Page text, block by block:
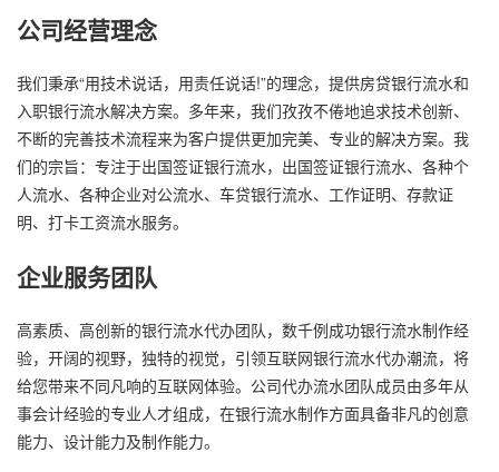
公司经营理念
我们秉承“用技术说话，用责任说话!”的理念，提供房贷银行流水和
入职银行流水解决方案。多年来，我们孜孜不倦地追求技术创新、
不断的完善技术流程来为客户提供更加完美、专业的解决方案。我
们的宗旨：专注于出国签证银行流水，出国签证银行流水、各种个
人流水、各种企业对公流水、车贷银行流水、工作证明、存款证
明、打卡工资流水服务。
企业服务团队
高素质、高创新的银行流水代办团队，数千例成功银行流水制作经
验，开阔的视野，独特的视觉，引领互联网银行流水代办潮流，将
给您带来不同凡响的互联网体验。公司代办流水团队成员由多年从
事会计经验的专业人才组成，在银行流水制作方面具备非凡的创意
能力、设计能力及制作能力。